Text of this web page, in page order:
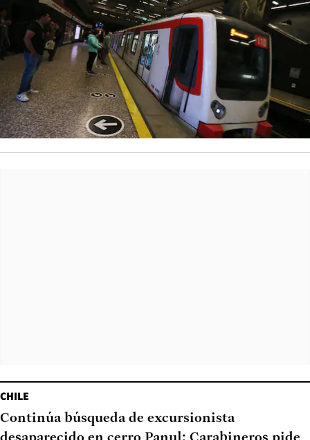
CHILE
Continúa búsqueda de excursionista